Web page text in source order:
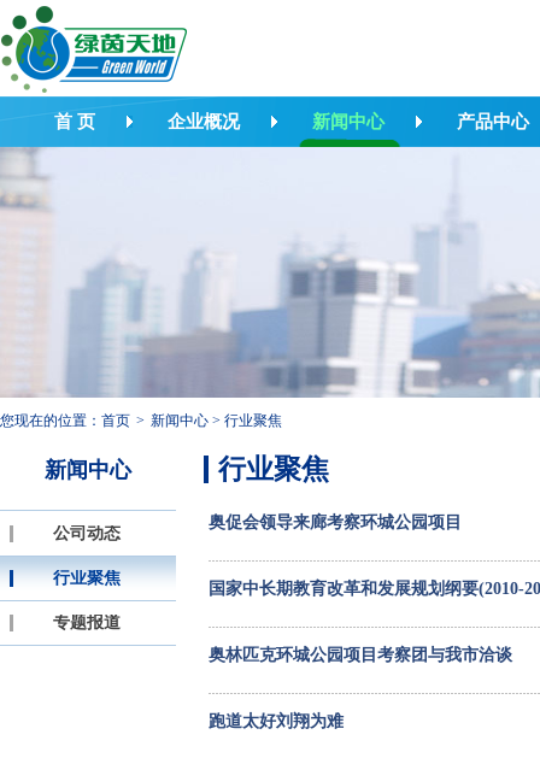
首 页 企业概况 新闻中心 产品中心
您现在的位置： 首页 > 新闻中心 > 行业聚焦
新闻中心
公司动态
行业聚焦
专题报道
行业聚焦
奥促会领导来廊考察环城公园项目
国家中长期教育改革和发展规划纲要(2010-
奥林匹克环城公园项目考察团与我市洽谈
跑道太好刘翔为难